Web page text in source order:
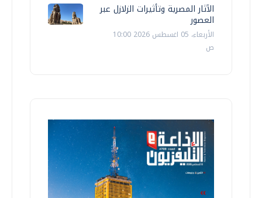
الآثار المصرية وتأثيرات الزلازل عبر
العصور
الأربعاء، 05 اغسطس 2026 10:00
ص